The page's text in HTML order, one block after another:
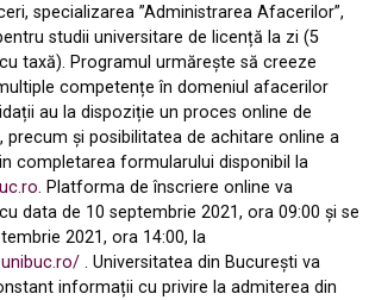
specializarea ”Administrarea Afacerilor”,
studii universitare de licență la zi (5
taxă). Programul urmărește să creeze
competențe în domeniul afacerilor
au la dispoziție un proces online de
precum și posibilitatea de achitare online a
completarea formularului disponibil la
. Platforma de înscriere online va
data de 10 septembrie 2021, ora 09:00 și se
2021, ora 14:00, la
. Universitatea din București va
informații cu privire la admiterea din